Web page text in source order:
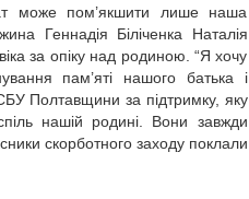
може пом’якшити лише наша
Геннадія Біліченка Наталія
за опіку над родиною. “Я хочу
пам’яті нашого батька і
Полтавщини за підтримку, яку
нашій родині. Вони завжди
скорботного заходу поклали